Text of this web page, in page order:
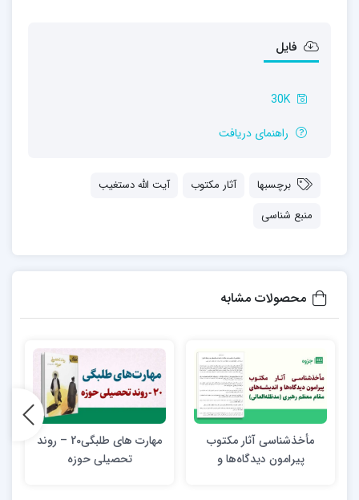
فایل
30K
راهنمای دریافت
برچسبها آثار مکتوب
آیت الله دستغیب
منبع شناسی
محصولات مشابه
مأخذشناسی آثار مکتوب
پیرامون دیدگاه‌ها و
مهارت های طلبگی20 – روند
تحصیلی حوزه